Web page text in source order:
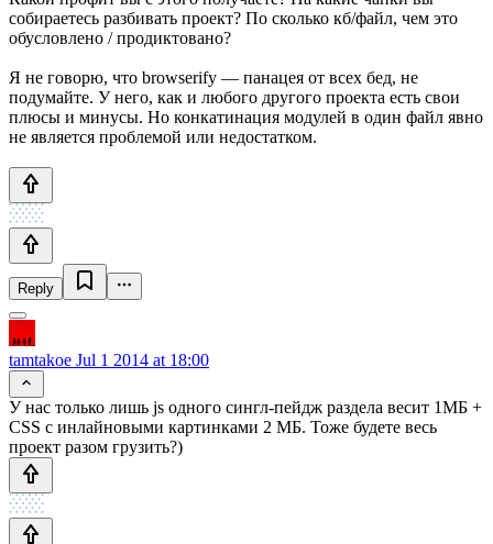
собираетесь разбивать проект? По сколько кб/файл, чем это
обусловлено / продиктовано?
Я не говорю, что browserify — панацея от всех бед, не
подумайте. У него, как и любого другого проекта есть свои
плюсы и минусы. Но конкатинация модулей в один файл явно
не является проблемой или недостатком.
Reply
tamtakoe Jul 1 2014 at 18:00
У нас только лишь js одного сингл-пейдж раздела весит 1МБ +
CSS с инлайновыми картинками 2 МБ. Тоже будете весь
проект разом грузить?)